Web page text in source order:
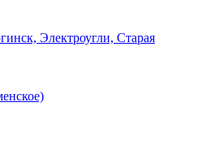
Электроугли, Старая